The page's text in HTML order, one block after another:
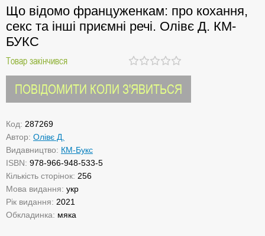
Що відомо француженкам: про кохання,
секс та інші приємні речі. Олівє Д. КМ-
БУКС
Товар закінчився
ПОВІДОМИТИ КОЛИ З'ЯВИТЬСЯ
Код: 287269
Автор: Олівє Д.
Видавництво: КМ-Букс
ISBN: 978-966-948-533-5
Кількість сторінок: 256
Мова видання: укр
Рік видання: 2021
Обкладинка: мяка